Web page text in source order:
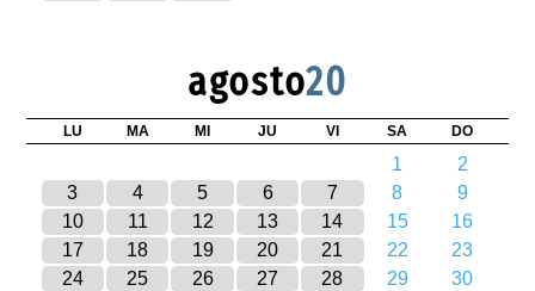
agosto20
LU MA MI JU VI SA DO
1
2
3
4 5 6 7 8
9
10
11 12 13 14 15
16
17
18 19 20 21 22
23
24
25 26 27 28 29
30